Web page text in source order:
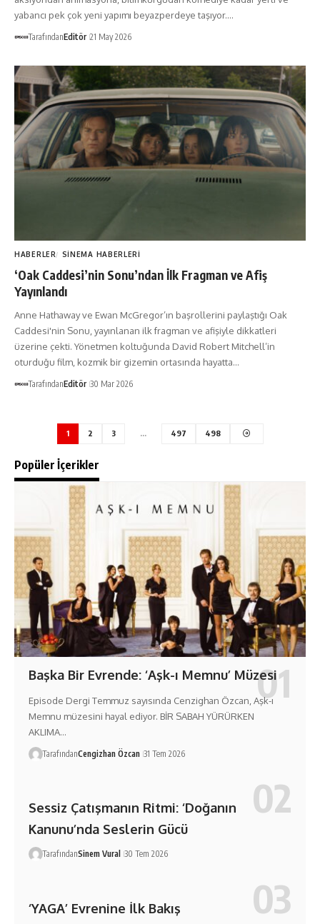
yabancı pek çok yeni yapımı beyazperdeye taşıyor.…
TarafındanEditör 21 May 2026
HABERLER SINEMA HABERLERI
‘Oak Caddesi’nin Sonu’ndan İlk Fragman ve Afiş
Yayınlandı
Anne Hathaway ve Ewan McGregor’ın başrollerini paylaştığı Oak
Caddesi'nin Sonu, yayınlanan ilk fragman ve afişiyle dikkatleri
üzerine çekti. Yönetmen koltuğunda David Robert Mitchell’in
oturduğu film, kozmik bir gizemin ortasında hayatta…
TarafındanEditör 30 Mar 2026
1 2 3 … 497 498
Popüler İçerikler
Başka Bir Evrende: ‘Aşk-ı Memnu’ Müzesi
Episode Dergi Temmuz sayısında Cenzighan Özcan, Aşk-ı
Memnu müzesini hayal ediyor. BİR SABAH YÜRÜRKEN
AKLIMA…
TarafındanCengizhan Özcan 31 Tem 2026
Sessiz Çatışmanın Ritmi: ‘Doğanın
Kanunu’nda Seslerin Gücü
TarafındanSinem Vural 30 Tem 2026
‘YAGA’ Evrenine İlk Bakış